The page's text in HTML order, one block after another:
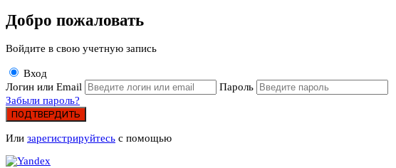
Добро пожаловать
Войдите в свою учетную запись
Вход
Логин или Email
Пароль
Забыли пароль?
ПОДТВЕРДИТЬ
Или зарегистрируйтесь с помощью